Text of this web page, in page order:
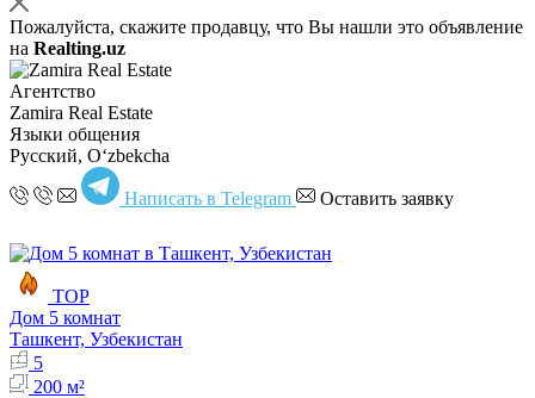
Пожалуйста, скажите продавцу, что Вы нашли это объявление
на Realting.uz
Агентство
Zamira Real Estate
Языки общения
Русский, Oʻzbekcha
Написать в Telegram Оставить заявку
TOP
Дом 5 комнат
Ташкент, Узбекистан
5
200 м²